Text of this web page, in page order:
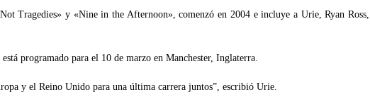
Tragedies» y «Nine in the Afternoon», comenzó en 2004 e incluye a Urie, Ryan Ross,
programado para el 10 de marzo en Manchester, Inglaterra.
y el Reino Unido para una última carrera juntos”, escribió Urie.